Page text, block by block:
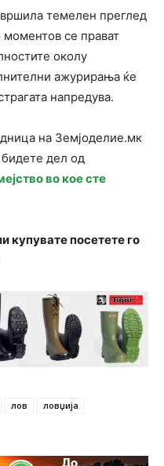
темелен преглед
се прават
околу
ажурирања ќе
напредува.
на Земјоделие.мк
бидете дел од
во кое сте
купувате посетете го
лов
ловџија